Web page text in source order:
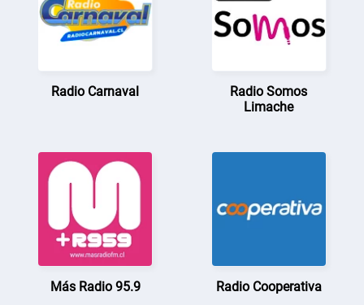
Radio Carnaval
Radio Somos
Limache
Más Radio 95.9 Radio Cooperativa